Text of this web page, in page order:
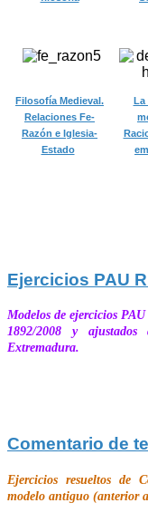
Filosofía Medieval.
Relaciones Fe-
Razón e Iglesia-
Estado
La
Ejercicios PAU
Modelos de ejercicios
1892/2008 y
Extremadura.
Comentario de
Ejercicios resueltos de
modelo antiguo (anterior